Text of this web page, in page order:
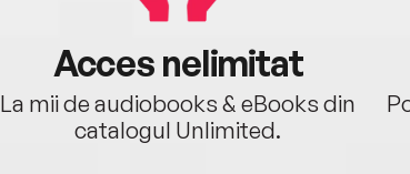
Acces nelimitat
La mii de audiobooks & eBooks din
catalogul Unlimited.